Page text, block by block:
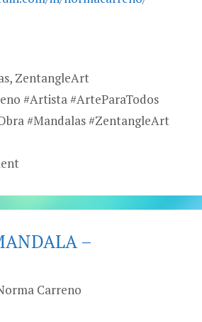
, ZentangleArt
#Artista #ArteParaTodos
#Mandalas #ZentangleArt
–
Carreno